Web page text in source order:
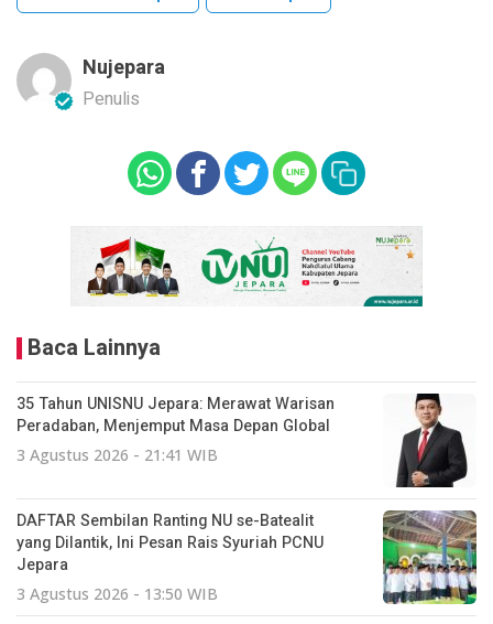
Nujepara
Penulis
Baca Lainnya
35 Tahun UNISNU Jepara: Merawat Warisan
Peradaban, Menjemput Masa Depan Global
3 Agustus 2026 - 21:41 WIB
DAFTAR Sembilan Ranting NU se-Batealit
yang Dilantik, Ini Pesan Rais Syuriah PCNU
Jepara
3 Agustus 2026 - 13:50 WIB